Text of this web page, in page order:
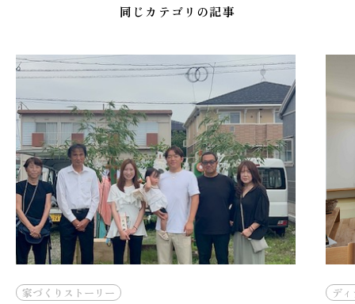
同じカテゴリの記事
ディティール 家づくりストーリー 家